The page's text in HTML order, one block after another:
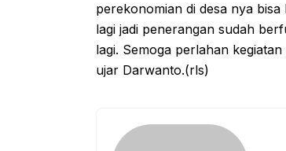
perekonomian di desa nya
lagi jadi penerangan sudah
lagi. Semoga perlahan
ujar Darwanto.(rls)